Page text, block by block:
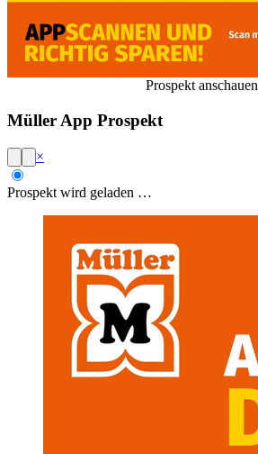
Prospekt anschauen
Müller App Prospekt
×
Prospekt wird geladen …